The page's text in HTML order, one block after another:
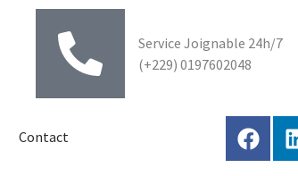
Service Joignable 24h/7
(+229) 0197602048
Contact